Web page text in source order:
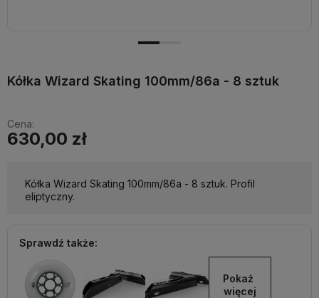
Kółka Wizard Skating 100mm/86a - 8 sztuk
Cena:
630,00 zł
Kółka Wizard Skating 100mm/86a - 8 sztuk. Profil
eliptyczny.
Sprawdź także:
Pokaż
więcej